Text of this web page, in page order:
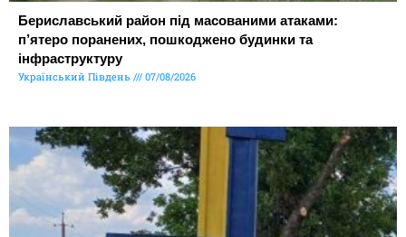
Бериславський район під масованими атаками:
п’ятеро поранених, пошкоджено будинки та
інфраструктуру
Український Південь 07/08/2026